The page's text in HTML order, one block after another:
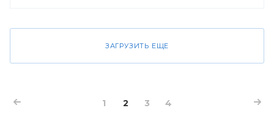
ЗАГРУЗИТЬ ЕЩЕ
1 2 3 4